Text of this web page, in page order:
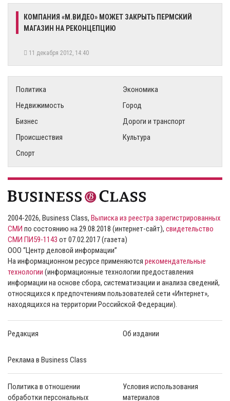
КОМПАНИЯ «М.ВИДЕО» МОЖЕТ ЗАКРЫТЬ ПЕРМСКИЙ
МАГАЗИН НА РЕКОНЦЕПЦИЮ
11 декабря 2012, 14:40
Политика
Экономика
Недвижимость
Город
Бизнес
Дороги и транспорт
Происшествия
Культура
Спорт
2004-2026, Business Class, Выписка из реестра зарегистрированных
СМИ по состоянию на 29.08.2018 (интернет-сайт), свидетельство
СМИ ПИ59-1143 от 07.02.2017 (газета)
ООО “Центр деловой информации”
На информационном ресурсе применяются рекомендательные
технологии (информационные технологии предоставления
информации на основе сбора, систематизации и анализа сведений,
относящихся к предпочтениям пользователей сети «Интернет»,
находящихся на территории Российской Федерации).
Редакция Об издании
Реклама в Business Class
Политика в отношении
обработки персональных
Условия использования
материалов